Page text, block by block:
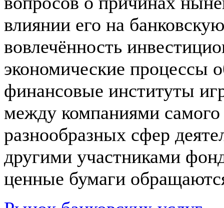
влиянии его на
вовлечённость
экономические процессы
финансовые институты
между компаниями
разнообразных сфер
другими участниками
ценные бумаги